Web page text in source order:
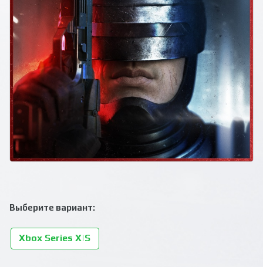
Выберите вариант:
Xbox Series X|S